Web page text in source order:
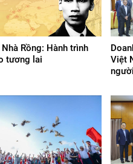
Rồng: Hành trình
tương lai
Việt